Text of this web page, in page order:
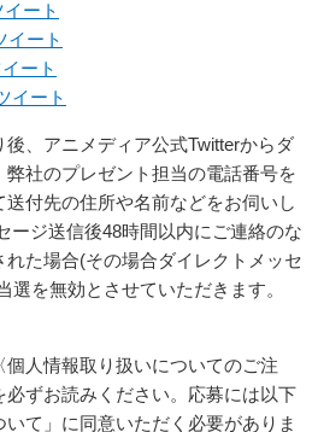
ート
イート
ート
イート
、アニメディア公式Twitterからダ
社のプレゼント担当の電話番号を
付先の住所や名前などをお伺いし
ージ送信後48時間以内にご連絡のな
た場合(その場合ダイレクトメッセ
選を無効とさせていただきます。
人情報取り扱いについてのご注
ずお読みください。応募には以下
て」に同意いただく必要がありま